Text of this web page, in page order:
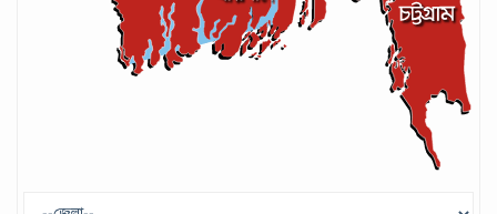
গণপরিবহনে সেবার মান বাড়ানোর দাবি ইমনের
সেপ্টেম্বর ১৩, ২০২৪
ট্রাম্প প্রশাসন ছাড়ার ঘোষণা ধনকুবের ইলন